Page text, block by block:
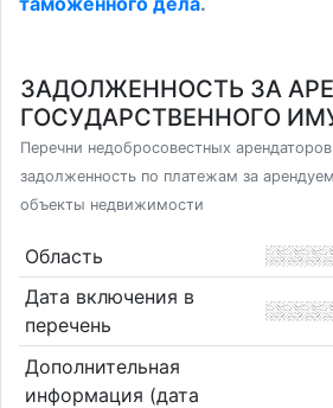
ЗАДОЛЖЕННОСТЬ ЗА
ГОСУДАРСТВЕННОГО
Перечни недобросовестных
задолженность по платежам за
объекты недвижимости
Область
Дата включения в
перечень
Дополнительная
информация (дата